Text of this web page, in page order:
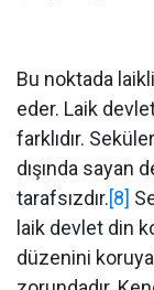
Bu noktada
eder. Laik
farklıdır.
dışında sayan
tarafsızdır.[8]
laik devlet din
düzenini